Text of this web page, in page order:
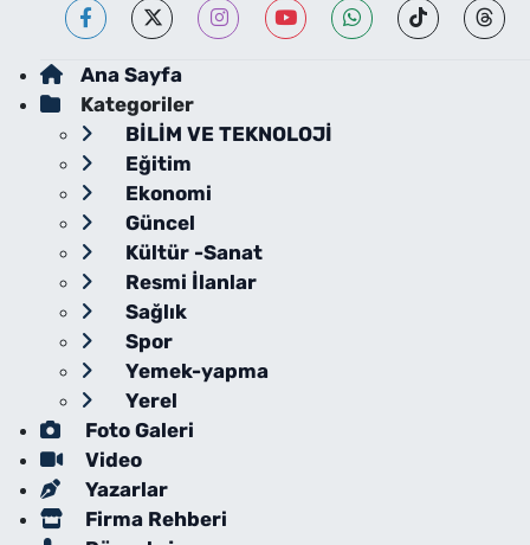
Ana Sayfa
Kategoriler
BİLİM VE TEKNOLOJİ
Eğitim
Ekonomi
Güncel
Kültür -Sanat
Resmi İlanlar
Sağlık
Spor
Yemek-yapma
Yerel
Foto Galeri
Video
Yazarlar
Firma Rehberi